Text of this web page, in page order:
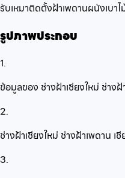
รับเหมาติดตั้งฝ้าเพดานผนังเบา
รูปภาพประกอบ
1.
ข้อมูลของ ช่างฝ้าเชียงใหม่ ช่าง
2.
ช่างฝ้าเชียงใหม่ ช่างฝ้าเพดาน
3.